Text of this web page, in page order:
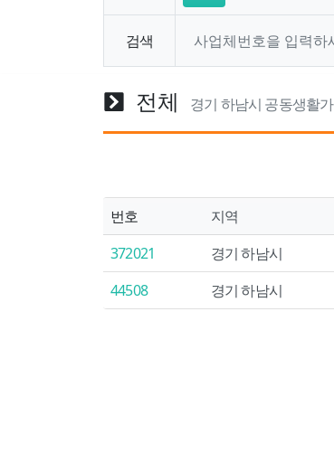
검색
전체 경기 하남시 공동생활
번호 지역
372021
경기 하남시
44508 경기 하남시